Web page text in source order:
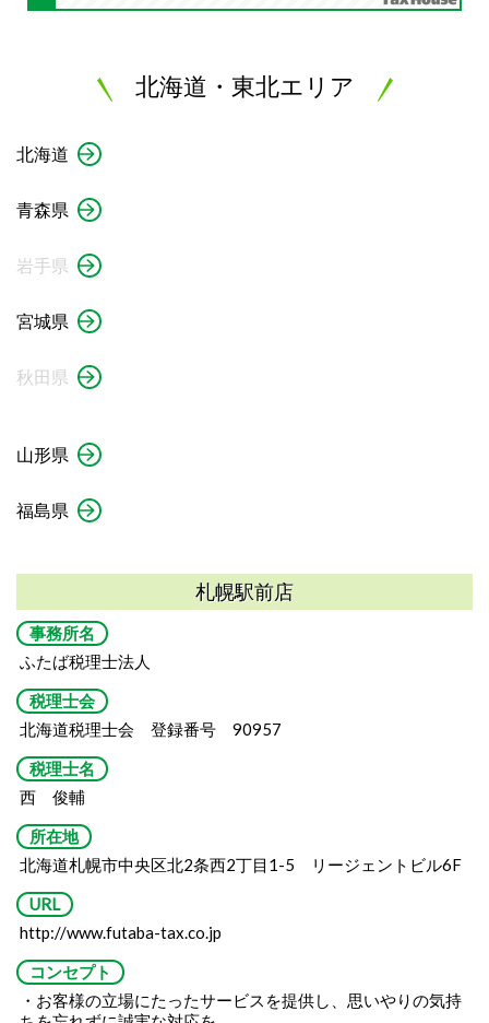
北海道・東北エリア
北海道
青森県
岩手県
宮城県
秋田県
山形県
福島県
札幌駅前店
事務所名
ふたば税理士法人
税理士会
北海道税理士会 登録番号 90957
税理士名
西 俊輔
所在地
北海道札幌市中央区北2条西2丁目1-5 リージェントビル6F
URL
http://www.futaba-tax.co.jp
コンセプト
・お客様の立場にたったサービスを提供し、思いやりの気持